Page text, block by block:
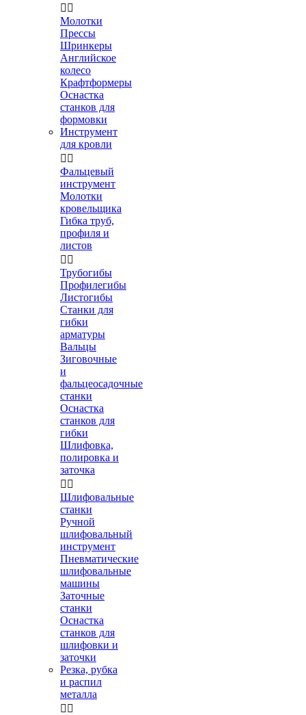
 
Молотки
Прессы
Шринкеры
Английское
колесо
Крафтформеры
Оснастка
станков для
формовки
Инструмент
для кровли
 
Фальцевый
инструмент
Молотки
кровельщика
Гибка труб,
профиля и
листов
 
Трубогибы
Профилегибы
Листогибы
Станки для
гибки
арматуры
Вальцы
Зиговочные
и
фальцеосадочные
станки
Оснастка
станков для
гибки
Шлифовка,
полировка и
заточка
 
Шлифовальные
станки
Ручной
шлифовальный
инструмент
Пневматические
шлифовальные
машины
Заточные
станки
Оснастка
станков для
шлифовки и
заточки
Резка, рубка
и распил
металла
 